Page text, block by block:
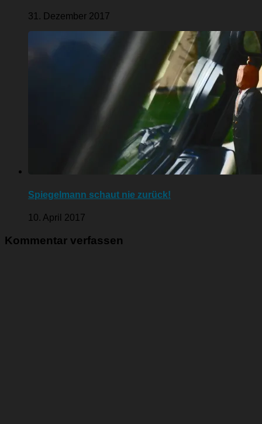
31. Dezember 2017
Spiegelmann schaut nie zurück!
10. April 2017
Kommentar verfassen